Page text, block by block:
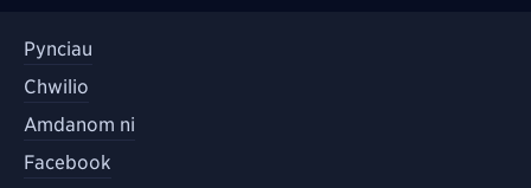
Pynciau
Chwilio
Amdanom ni
Facebook